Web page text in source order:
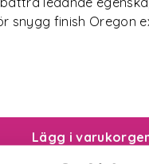
snygg finish Oregon
Lägg i